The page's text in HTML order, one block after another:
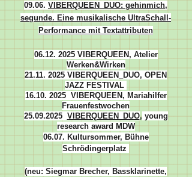
09.06. VIBERQUEEN_DUO: gehinmich,
segunde. Eine musikalische UltraSchall-
Performance mit Textattributen
06.12. 2025 VIBERQUEEN, Atelier
Werken&Wirken
21.11. 2025 VIBERQUEEN_DUO, OPEN
JAZZ FESTIVAL
16.10. 2025VIBERQUEEN, Mariahilfer
Frauenfestwochen
25.09.2025 VIBERQUEEN_DUO, young
research award MDW
06.07. Kultursommer, Bühne
Schrödingerplatz
(neu: Siegmar Brecher, Bassklarinette,